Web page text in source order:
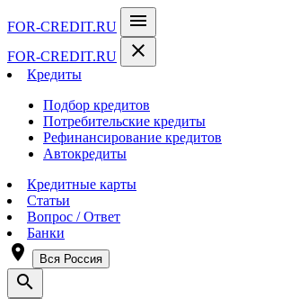
FOR-CREDIT.RU menu
FOR-CREDIT.RU close
Кредиты
Подбор кредитов
Потребительские кредиты
Рефинансирование кредитов
Автокредиты
Кредитные карты
Статьи
Вопрос / Ответ
Банки
room Вся Россия
search